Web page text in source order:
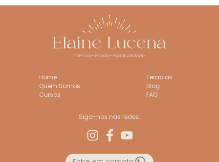
Home
Quem Somos
Cursos
Terapias
Blog
FAQ
Siga-nos nas redes: